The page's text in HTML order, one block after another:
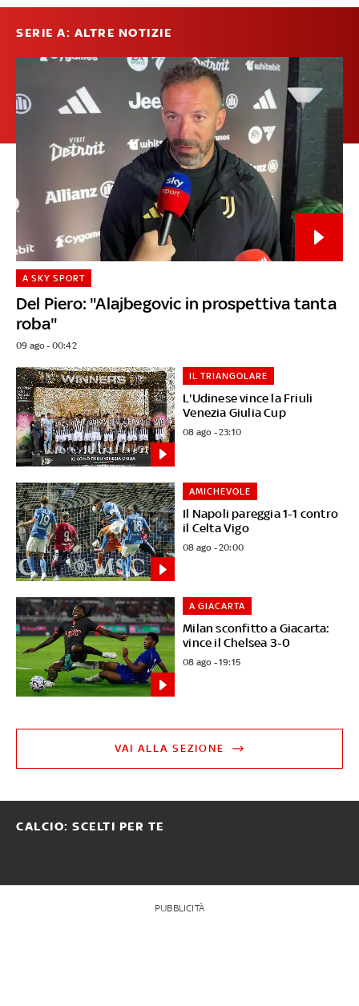
SERIE A: ALTRE NOTIZIE
Del Piero: "Alajbegovic in prospettiva tanta
roba"
A SKY SPORT
09 ago - 00:42
L'Udinese vince la Friuli
Venezia Giulia Cup
IL TRIANGOLARE
08 ago - 23:10
Il Napoli pareggia 1-1 contro
il Celta Vigo
AMICHEVOLE
08 ago - 20:00
Milan sconfitto a Giacarta:
vince il Chelsea 3-0
A GIACARTA
08 ago - 19:15
VAI ALLA SEZIONE
CALCIO: SCELTI PER TE
PUBBLICITÀ